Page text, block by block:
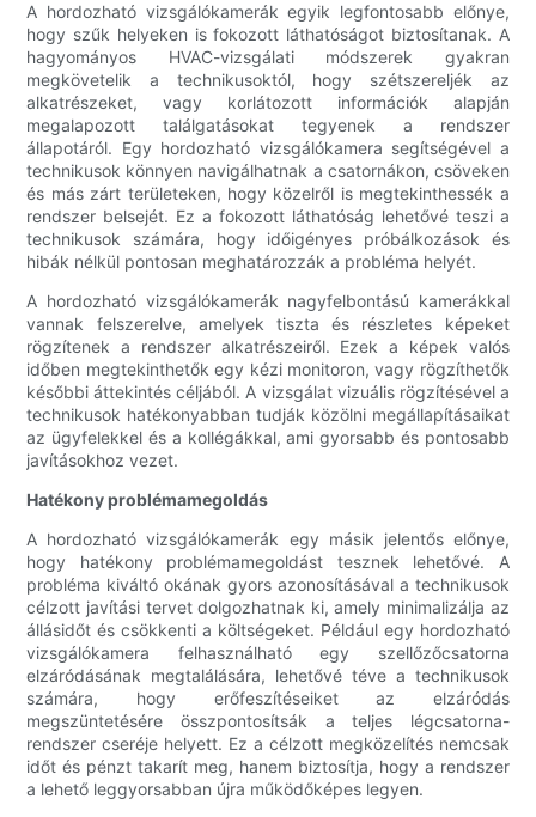
A hordozható vizsgálókamerák egyik legfontosabb előnye,
hogy szűk helyeken is fokozott láthatóságot biztosítanak. A
hagyományos HVAC-vizsgálati módszerek gyakran
megkövetelik a technikusoktól, hogy szétszereljék az
alkatrészeket, vagy korlátozott információk alapján
megalapozott találgatásokat tegyenek a rendszer
állapotáról. Egy hordozható vizsgálókamera segítségével a
technikusok könnyen navigálhatnak a csatornákon, csöveken
és más zárt területeken, hogy közelről is megtekinthessék a
rendszer belsejét. Ez a fokozott láthatóság lehetővé teszi a
technikusok számára, hogy időigényes próbálkozások és
hibák nélkül pontosan meghatározzák a probléma helyét.
A hordozható vizsgálókamerák nagyfelbontású kamerákkal
vannak felszerelve, amelyek tiszta és részletes képeket
rögzítenek a rendszer alkatrészeiről. Ezek a képek valós
időben megtekinthetők egy kézi monitoron, vagy rögzíthetők
későbbi áttekintés céljából. A vizsgálat vizuális rögzítésével a
technikusok hatékonyabban tudják közölni megállapításaikat
az ügyfelekkel és a kollégákkal, ami gyorsabb és pontosabb
javításokhoz vezet.
Hatékony problémamegoldás
A hordozható vizsgálókamerák egy másik jelentős előnye,
hogy hatékony problémamegoldást tesznek lehetővé. A
probléma kiváltó okának gyors azonosításával a technikusok
célzott javítási tervet dolgozhatnak ki, amely minimalizálja az
állásidőt és csökkenti a költségeket. Például egy hordozható
vizsgálókamera felhasználható egy szellőzőcsatorna
elzáródásának megtalálására, lehetővé téve a technikusok
számára, hogy erőfeszítéseiket az elzáródás
megszüntetésére összpontosítsák a teljes légcsatorna-
rendszer cseréje helyett. Ez a célzott megközelítés nemcsak
időt és pénzt takarít meg, hanem biztosítja, hogy a rendszer
a lehető leggyorsabban újra működőképes legyen.